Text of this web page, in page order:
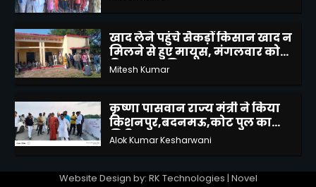
3
4
खाद लेने पहुंचे सैकड़ों किसान खाद न
मिलने से हुए मायूस, मंगलवार को
वितरण का मिला आश्वासन
Mitesh Kumar
5
कृष्णा पासवान राज्य मंत्री ने किया
किशनपुर,बदनमऊ,कोट पुल का
निरिक्षण
Alok Kumar Kesharwani
बांदा पैरामेडिकल कॉलेज एंड नर्सिंग
Website Design by: RK Technologies | Novel